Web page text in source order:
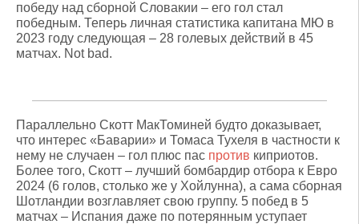
победу над сборной Словакии – его гол стал
победным. Теперь личная статистика капитана МЮ в
2023 году следующая – 28 голевых действий в 45
матчах. Not bad.
Параллельно Скотт МакТоминей будто доказывает,
что интерес «Баварии» и Томаса Тухеля в частности к
нему не случаен – гол плюс пас против киприотов.
Более того, Скотт – лучший бомбардир отбора к Евро
2024 (6 голов, столько же у Хойлунна), а сама сборная
Шотландии возглавляет свою группу. 5 побед в 5
матчах – Испания даже по потерянным уступает